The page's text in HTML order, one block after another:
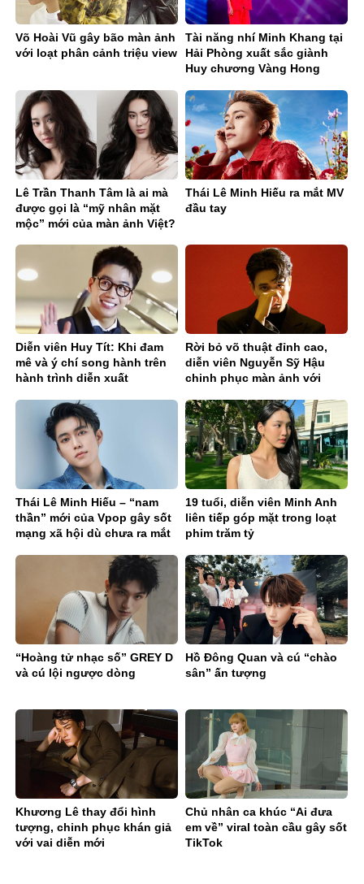
Võ Hoài Vũ gây bão màn ảnh
với loạt phân cảnh triệu view
Tài năng nhí Minh Khang tại
Hải Phòng xuất sắc giành
Huy chương Vàng Hong
Festival 2026
Lê Trần Thanh Tâm là ai mà
được gọi là “mỹ nhân mặt
mộc” mới của màn ảnh Việt?
Thái Lê Minh Hiếu ra mắt MV
đầu tay
Diễn viên Huy Tít: Khi đam
mê và ý chí song hành trên
hành trình diễn xuất
Rời bỏ võ thuật đỉnh cao,
diễn viên Nguyễn Sỹ Hậu
chinh phục màn ảnh với
Thái Lê Minh Hiếu – “nam
thần” mới của Vpop gây sốt
mạng xã hội dù chưa ra mắt
19 tuổi, diễn viên Minh Anh
liên tiếp góp mặt trong loạt
phim trăm tỷ
“Hoàng tử nhạc số” GREY D
và cú lội ngược dòng
Hồ Đông Quan và cú “chào
sân” ấn tượng
Khương Lê thay đổi hình
tượng, chinh phục khán giả
với vai diễn mới
Chủ nhân ca khúc “Ai đưa
em về” viral toàn cầu gây sốt
TikTok